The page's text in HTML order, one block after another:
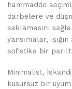
hammadde
darbelere ve
saklamasını
yansımalar,
sofistike bir
Minimalist,
kusursuz bir